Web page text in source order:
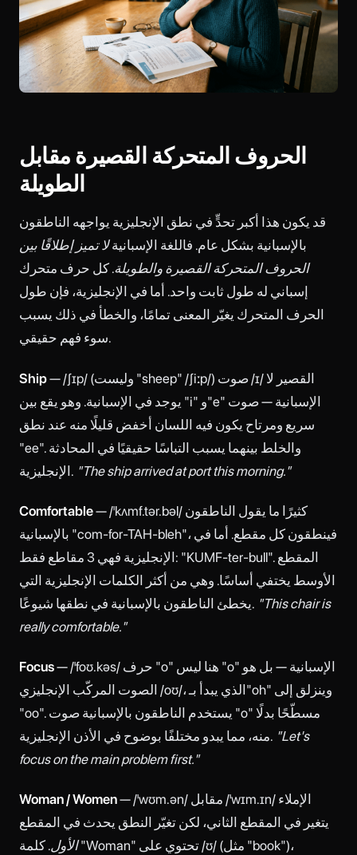
الحروف المتحركة القصيرة مقابل
الطويلة
قد يكون هذا أكبر تحدٍّ في نطق الإنجليزية يواجهه الناطقون
بالإسبانية بشكل عام. فاللغة الإسبانيةلا تميز إطلاقًا بين
الحروف المتحركة القصيرة والطويلة. كل حرف متحرك
إسباني له طول ثابت واحد. أما في الإنجليزية، فإن طول
الحرف المتحرك يغيّر المعنى تمامًا، والخطأ في ذلك يسبب
سوء فهم حقيقي.
Ship— /ʃɪp/ (وليست "sheep" /ʃiːp/) صوت /ɪ/ القصير لا
يوجد في الإسبانية. وهو يقع بين "i" و"e" الإسبانية — صوت
سريع ومرتاح يكون فيه اللسان أخفض قليلًا منه عند نطق
"ee". والخلط بينهما يسبب التباسًا حقيقيًا في المحادثة
الإنجليزية. "The ship arrived at port this morning."
Comfortable— /ˈkʌmf.tər.bəl/ كثيرًا ما يقول الناطقون
بالإسبانية "com-for-TAH-bleh"، فينطقون كل مقطع. أما في
الإنجليزية فهي 3 مقاطع فقط: "KUMF-ter-bull". المقطع
الأوسط يختفي أساسًا. وهي من أكثر الكلمات الإنجليزية التي
يخطئ الناطقون بالإسبانية في نطقها شيوعًا. "This chair is
really comfortable."
Focus— /ˈfoʊ.kəs/ حرف "o" هنا ليس "o" الإسبانية — بل هو
الصوت المركّب الإنجليزي /oʊ/، الذي يبدأ بـ"oh" وينزلق إلى
"oo". يستخدم الناطقون بالإسبانية صوت "o" مسطّحًا بدلًا
منه، مما يبدو مختلفًا بوضوح في الأذن الإنجليزية. "Let's
focus on the main problem first."
Woman / Women— /ˈwʊm.ən/ مقابل /ˈwɪm.ɪn/ الإملاء
يتغير في المقطع الثاني، لكن تغيّر النطق يحدث في المقطع
الأول. كلمة "Woman" تحتوي على /ʊ/ (مثل "book")،